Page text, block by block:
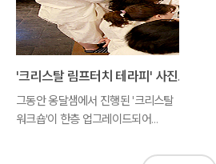
'크리스탈 림프터치 테라피' 사진모음
그동안 옹달샘에서 진행된 '크리스탈
워크숍'이 한층 업그레이드되어